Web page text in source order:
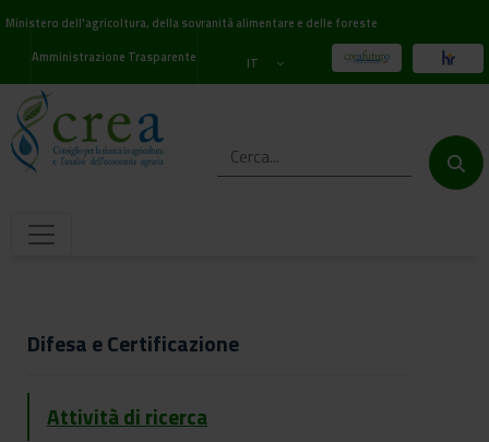
Ministero dell'agricoltura, della sovranità alimentare e delle foreste
Amministrazione Trasparente
IT
Difesa e Certificazione
Attività di ricerca